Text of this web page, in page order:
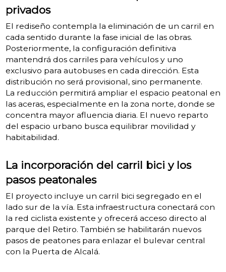
privados
El rediseño contempla la eliminación de un carril en
cada sentido durante la fase inicial de las obras.
Posteriormente, la configuración definitiva
mantendrá dos carriles para vehículos y uno
exclusivo para autobuses en cada dirección. Esta
distribución no será provisional, sino permanente.
La reducción permitirá ampliar el espacio peatonal en
las aceras, especialmente en la zona norte, donde se
concentra mayor afluencia diaria. El nuevo reparto
del espacio urbano busca equilibrar movilidad y
habitabilidad.
La incorporación del carril bici y los
pasos peatonales
El proyecto incluye un carril bici segregado en el
lado sur de la vía. Esta infraestructura conectará con
la red ciclista existente y ofrecerá acceso directo al
parque del Retiro. También se habilitarán nuevos
pasos de peatones para enlazar el bulevar central
con la Puerta de Alcalá.